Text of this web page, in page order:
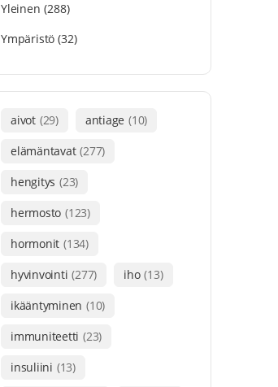
Yleinen (288)
Ympäristö (32)
aivot (29) antiage (10)
elämäntavat (277)
hengitys (23)
hermosto (123)
hormonit (134)
hyvinvointi (277) iho (13)
ikääntyminen (10)
immuniteetti (23)
insuliini (13)